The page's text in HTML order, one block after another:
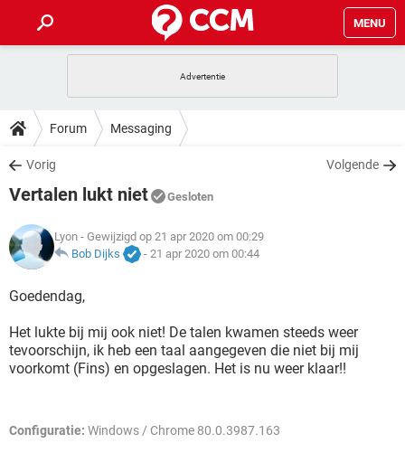
MENU
INSTAGRAM
NETFLIX
GRATIS
TIKTOK
HOW-TO
VIDEOBELLEN
GRATIS SNAPCHAT
TIKTOK
DOWNLOADS
VIDEOBELLEN
INSTAGRAM
NETFLIX CORONAVIRUS
GRATIS
VIDEOBELLEN GAMES
INSTAGRAM
NETFLIX
GRATIS SNAPCHAT
TIKTOK
ARTIKELEN
VIDEOBELLEN
NETFLIX CORONAVIRUS
Forum Messaging
Vorig Volgende
Vertalen lukt niet Gesloten
Lyon - Gewijzigd op 21 apr 2020 om 00:29
Bob Dijks
- 21 apr 2020 om 00:44
Goedendag,
Het lukte bij mij ook niet! De talen kwamen steeds weer
tevoorschijn, ik heb een taal aangegeven die niet bij mij
voorkomt (Fins) en opgeslagen. Het is nu weer klaar!!
Configuratie: Windows / Chrome 80.0.3987.163